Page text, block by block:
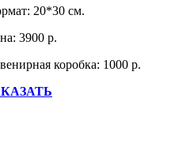
20*30 см.
3900 р.
коробка: 1000 р.